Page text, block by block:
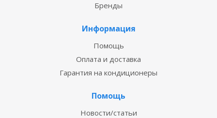
Бренды
Информация
Помощь
Оплата и доставка
Гарантия на кондиционеры
Помощь
Новости/статьи